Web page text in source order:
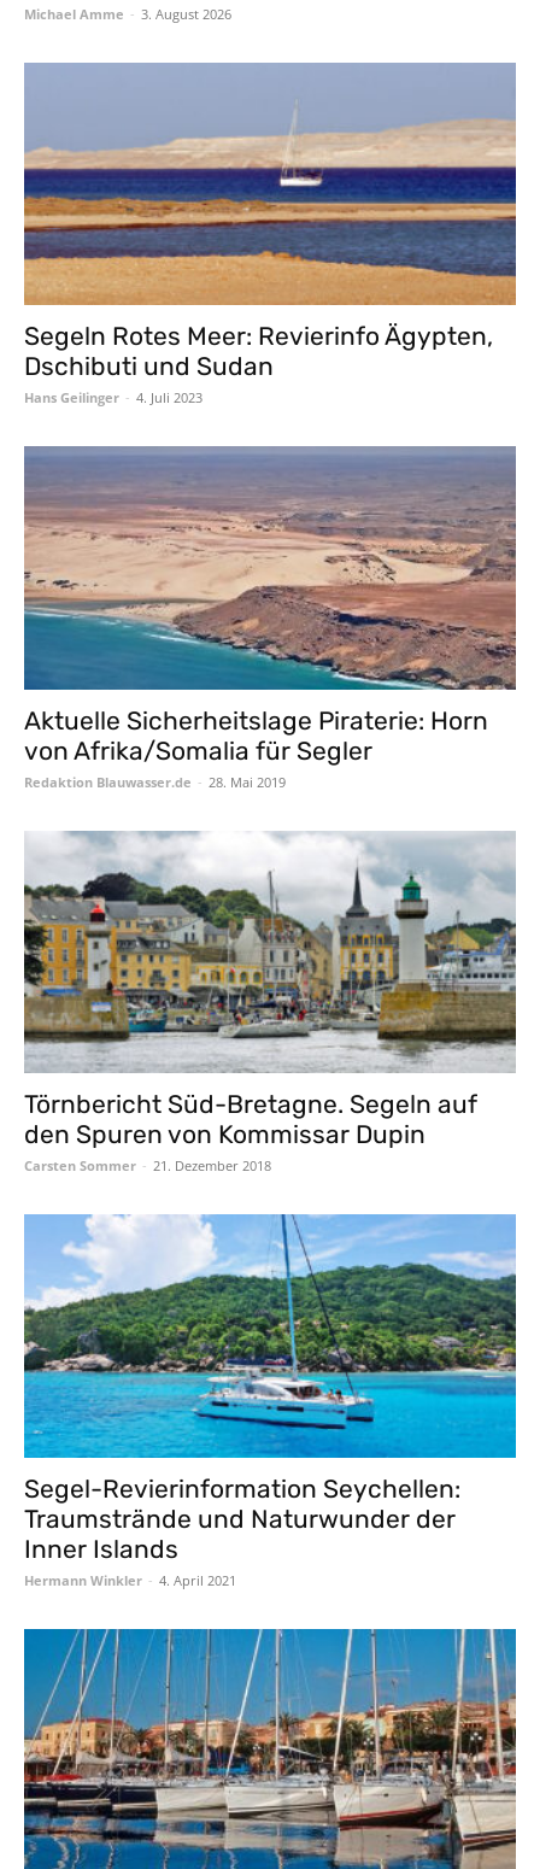
Michael Amme - 3. August 2026
Segeln Rotes Meer: Revierinfo Ägypten,
Dschibuti und Sudan
Hans Geilinger - 4. Juli 2023
Aktuelle Sicherheitslage Piraterie: Horn
von Afrika/Somalia für Segler
Redaktion Blauwasser.de - 28. Mai 2019
Törnbericht Süd-Bretagne. Segeln auf
den Spuren von Kommissar Dupin
Carsten Sommer - 21. Dezember 2018
Segel-Revierinformation Seychellen:
Traumstrände und Naturwunder der
Inner Islands
Hermann Winkler - 4. April 2021